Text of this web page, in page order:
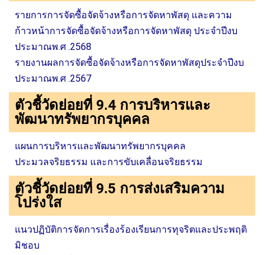
รายการการจัดซื้อจัดจ้างหรือการจัดหาพัสดุ และความ
ก้าวหน้าการจัดซื้อจัดจ้างหรือการจัดหาพัสดุ ประจำปีงบ
ประมาณพ.ศ .2568
รายงานผลการจัดซื้อจัดจ้างหรือการจัดหาพัสดุประจำปีงบ
ประมาณพ.ศ .2567
ตัวชี้วัดย่อยที่ 9.4 การบริหารและ
พัฒนาทรัพยากรบุคคล
แผนการบริหารและพัฒนาทรัพยากรบุคคล
ประมวลจริยธรรม และการขับเคลื่อนจริยธรรม
ตัวชี้วัดย่อยที่ 9.5 การส่งเสริมความ
โปร่งใส
แนวปฏิบัติการจัดการเรื่องร้องเรียนการทุจริตและประพฤติ
มิชอบ